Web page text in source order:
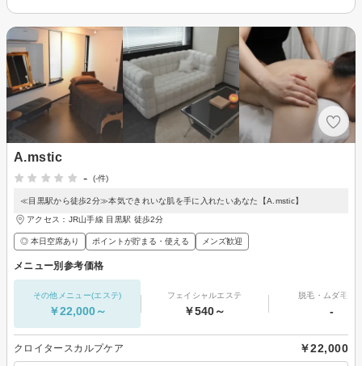
A.mstic
-
(-件)
≪目黒駅から徒歩2分≫本気できれいな肌を手に入れたいあなた【A.mstic】
アクセス：JR山手線 目黒駅 徒歩2分
◎ 本日空席あり ポイントが貯まる・使える メンズ歓迎
メニュー別参考価格
その他メニュー(エステ)
￥22,000～
フェイシャルエステ
￥540～
脱毛・ムダ毛処
-
クロイタースカルプケア ￥22,000